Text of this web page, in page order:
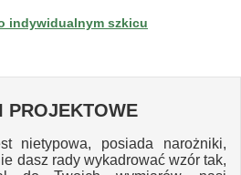
indywidualnym szkicu
PROJEKTOWE
nietypowa, posiada narożniki,
dasz rady wykadrować wzór tak,